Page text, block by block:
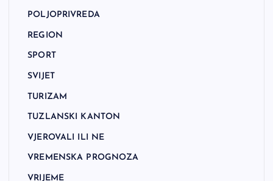
POLJOPRIVREDA
REGION
SPORT
SVIJET
TURIZAM
TUZLANSKI KANTON
VJEROVALI ILI NE
VREMENSKA PROGNOZA
VRIJEME